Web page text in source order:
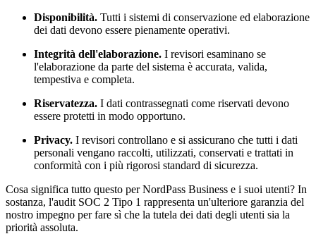
Disponibilità. Tutti i sistemi di conservazione ed elaborazione
dei dati devono essere pienamente operativi.
Integrità dell'elaborazione. I revisori esaminano se
l'elaborazione da parte del sistema è accurata, valida,
tempestiva e completa.
Riservatezza. I dati contrassegnati come riservati devono
essere protetti in modo opportuno.
Privacy. I revisori controllano e si assicurano che tutti i dati
personali vengano raccolti, utilizzati, conservati e trattati in
conformità con i più rigorosi standard di sicurezza.
Cosa significa tutto questo per NordPass Business e i suoi utenti? In
sostanza, l'audit SOC 2 Tipo 1 rappresenta un'ulteriore garanzia del
nostro impegno per fare sì che la tutela dei dati degli utenti sia la
priorità assoluta.